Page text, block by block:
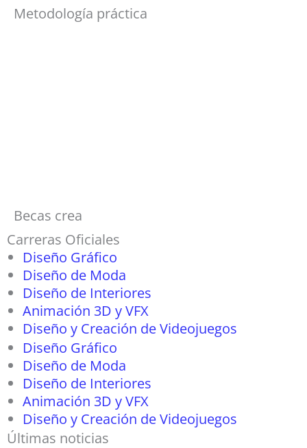
Metodología práctica
Becas crea
Carreras Oficiales
Diseño Gráfico
Diseño de Moda
Diseño de Interiores
Animación 3D y VFX
Diseño y Creación de Videojuegos
Diseño Gráfico
Diseño de Moda
Diseño de Interiores
Animación 3D y VFX
Diseño y Creación de Videojuegos
Últimas noticias